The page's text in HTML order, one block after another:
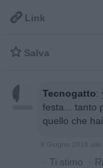
 Link
 Salva
Tecnogatto:
festa... tanto
quello che
8 Giugno 2016 alle
· Ti stimo ·